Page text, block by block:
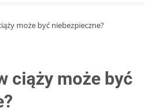
może być niebezpieczne?
ciąży może być